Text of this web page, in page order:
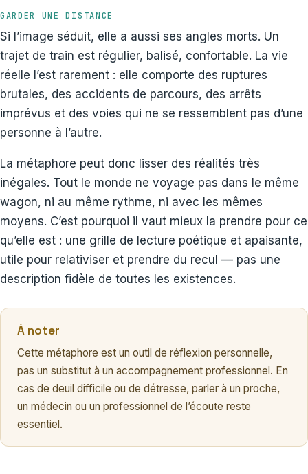
GARDER UNE DISTANCE
Si l’image séduit, elle a aussi ses angles morts. Un
trajet de train est régulier, balisé, confortable. La vie
réelle l’est rarement : elle comporte des ruptures
brutales, des accidents de parcours, des arrêts
imprévus et des voies qui ne se ressemblent pas d’une
personne à l’autre.
La métaphore peut donc lisser des réalités très
inégales. Tout le monde ne voyage pas dans le même
wagon, ni au même rythme, ni avec les mêmes
moyens. C’est pourquoi il vaut mieux la prendre pour ce
qu’elle est : une grille de lecture poétique et apaisante,
utile pour relativiser et prendre du recul — pas une
description fidèle de toutes les existences.
À noter
Cette métaphore est un outil de réflexion personnelle,
pas un substitut à un accompagnement professionnel. En
cas de deuil difficile ou de détresse, parler à un proche,
un médecin ou un professionnel de l’écoute reste
essentiel.